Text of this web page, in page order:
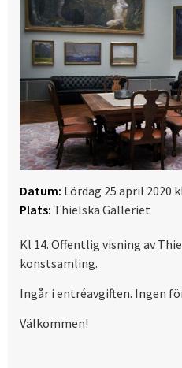
Datum: Lördag 25 april 2020
Plats: Thielska Galleriet
Kl 14. Offentlig visning av
konstsamling.
Ingår i entréavgiften. Ingen
Välkommen!